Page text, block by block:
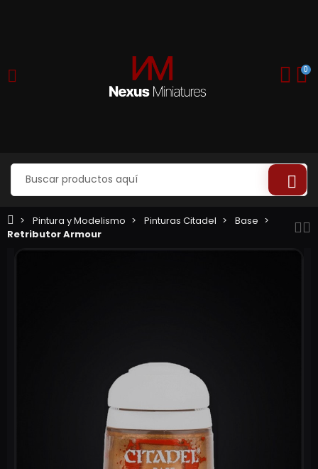
0
Pintura y Modelismo Pinturas Citadel
Base
Retributor Armour